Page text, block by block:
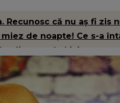
Recunosc că nu aș fi zis
de noapte! Ce s-a
a divorțat de Livia